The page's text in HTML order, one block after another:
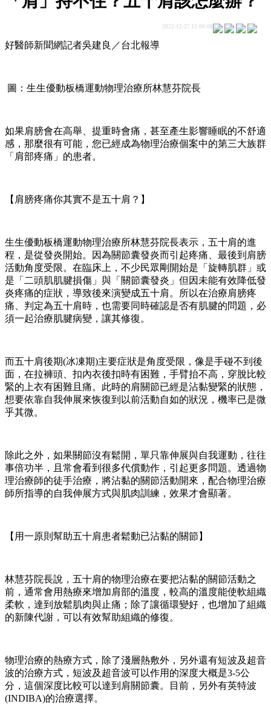
2022-12-27 15:00:08
好醫師新聞網記者吳建良／台北報導
圖：生生優動板橋運動物理治療所林慧芬院長
如果肩膀會在高舉、提重時會痛，甚至產生影響睡眠的不舒適
感，那麼很有可能，您已經成為物理治療個案中的第三大族群
「肩部疼痛」的患者。
【肩膀疼痛你其實不是五十肩？】
生生優動板橋運動物理治療所林慧芬院長表示，五十肩的進
程，是從發炎開始。因為關節囊發炎而引起疼痛、最後到肩膀
活動角度受限。在臨床上，不少民眾剛開始是「旋轉肌群」或
是「二頭肌肌腱損傷」與「關節囊發炎」但因未能有效降低發
炎疼痛的症狀，導致後來演變成五十肩。所以在治療肩膀疼
痛、判定為五十肩時，也需要同時確認是否有肌腱的問題，必
須一起治療肌腱病變，讓其修復。
而五十肩後期(冰凍期)主要症狀是角度受限，像是手碰不到後
面，在拉褲頭、扣內衣後扣時有困難，手臂抬不高，穿脫比較
緊的上衣有困難且痛。此時的肩關節已經是沾黏變緊的狀態，
想要依靠自我伸展來恢復到以前活動自如的狀況，機率已是微
乎其微。
除此之外，如果關節沒有鬆開，單只靠伸展與自我運動，往往
事倍功半，且常會看到很多代償動作，引起更多問題。透過物
理治療師的徒手治療，將沾黏的關節活動開來，配合物理治療
師所指導的自我伸展方式與肌肉訓練，效果才會顯著。
【用一原則幫助五十肩患者鬆動已沾黏的關節】
林慧芬院長說，五十肩的物理治療在要把沾黏的關節活動之
前，通常會用熱療來增加肩部的溫度，較高的溫度能使軟組織
柔軟，達到放鬆肌肉與止痛；除了讓循環變好，也增加了組織
的新陳代謝，可以有效幫助組織的修復。
物理治療的熱療方式，除了淺層熱敷外，另外還有短波及超音
波的治療方式，短波及超音波可以作用的深度大概是3-5公
分，這個深度比較可以達到肩關節囊。目前，另外有英特波
(INDIBA)的治療選擇。